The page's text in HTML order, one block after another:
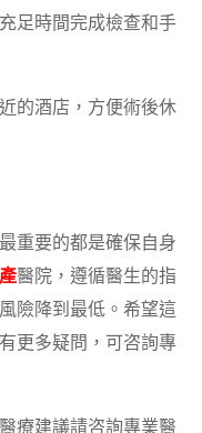
足時間完成檢查和手
的酒店，方便術後休
重要的都是確保自身
醫院，遵循醫生的指
險降到最低。希望這
更多疑問，可咨詢專
療建議請咨詢專業醫